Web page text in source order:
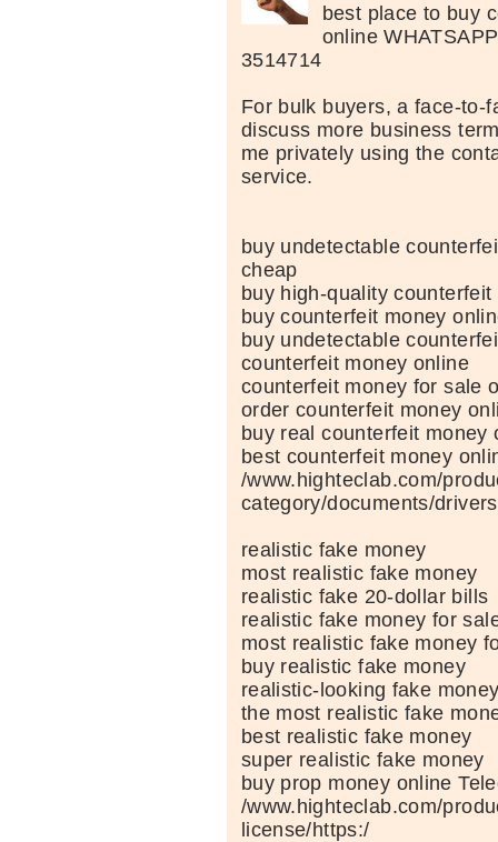
best place to buy
online
3514714
For bulk buyers, a face-to-
discuss more business
me privately using the
service.
buy undetectable
cheap
buy high-quality
buy counterfeit money
buy undetectable
counterfeit money online
counterfeit money for sale
order counterfeit money
buy real counterfeit money
best counterfeit money
/www.highteclab.com/
category/documents/
realistic fake money
most realistic fake money
realistic fake 20-dollar bills
realistic fake money for
most realistic fake money
buy realistic fake money
realistic-looking fake
the most realistic fake
best realistic fake money
super realistic fake money
buy prop money online
/www.highteclab.com/
license/https:/